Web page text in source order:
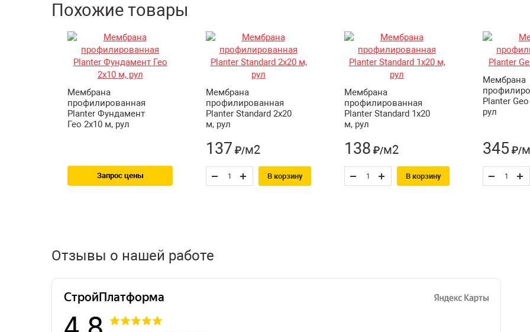
Похожие товары
Мембрана
профилированная
Planter Фундамент
Гео 2х10 м, рул
Запрос цены
Мембрана
профилированная
Planter Standard 2х20
м, рул
137 ₽/м2
В корзину
Мембрана
профилированная
Planter Standard 1х20
м, рул
138 ₽/м2
В корзину
Мембрана
Planter
рул
345 ₽/
Отзывы о нашей работе